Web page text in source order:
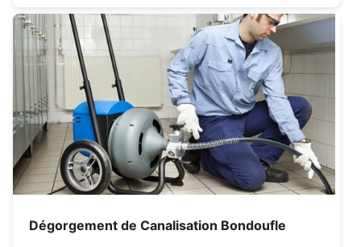
Dégorgement de Canalisation Bondoufle